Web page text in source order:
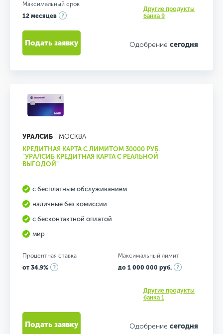
Максимальный срок
12 месяцев
Другие продукты
банка 9
Одобрение сегодня
Подать заявку
УРАЛСИБ - МОСКВА
КРЕДИТНАЯ КАРТА С ЛИМИТОМ 30000 РУБ.
"УРАЛСИБ КРЕДИТНАЯ КАРТА С РЕАЛЬНОЙ
ВЫГОДОЙ"
с бесплатным обслуживанием
наличные без комиссии
с бесконтактной оплатой
мир
Процентная ставка
от 34.9%
Максимальный лимит
до 1 000 000 руб.
Другие продукты
банка 1
Одобрение сегодня
Подать заявку